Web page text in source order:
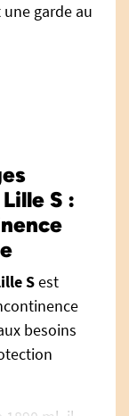
garde au
S :
Sest
besoins